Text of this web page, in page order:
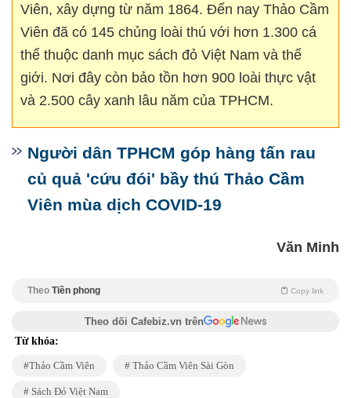
Viên, xây dựng từ năm 1864. Đến nay Thảo Cầm
Viên đã có 145 chủng loài thú với hơn 1.300 cá
thể thuộc danh mục sách đỏ Việt Nam và thế
giới. Nơi đây còn bảo tồn hơn 900 loài thực vật
và 2.500 cây xanh lâu năm của TPHCM.
Người dân TPHCM góp hàng tấn rau
củ quả 'cứu đói' bầy thú Thảo Cầm
Viên mùa dịch COVID-19
Văn Minh
Theo Tiền phong Copy link
Theo dõi Cafebiz.vn trên
Từ khóa:
Thảo Cầm Viên Thảo Cầm Viên Sài Gòn
Sách Đỏ Việt Nam